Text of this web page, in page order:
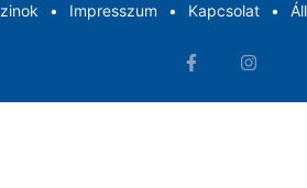
Impresszum Kapcsolat